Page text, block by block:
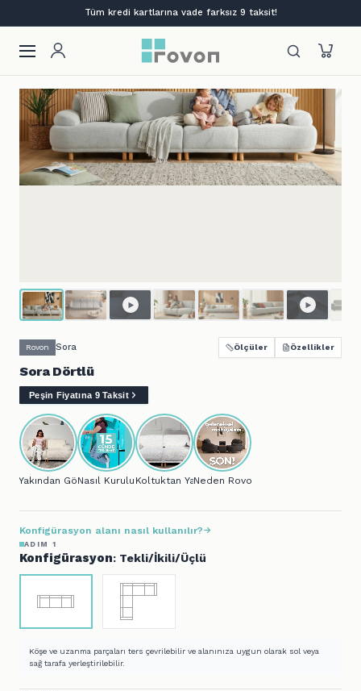
Lansmana özel %12 indirim + ilk siparişe %10
Rovon Sora Ölçüler Özellikler
Sora Dörtlü
Peşin Fiyatına 9 Taksit
Yakından Gör...Nasıl Kurulur?Koltuktan Yatağa..Neden Rovon?
Konfigürasyon alanı nasıl kullanılır?
ADIM 1
Konfigürasyon: Tekli/İkili/Üçlü
Köşe ve uzanma parçaları ters çevrilebilir ve alanınıza uygun olarak sol veya
sağ tarafa yerleştirilebilir.